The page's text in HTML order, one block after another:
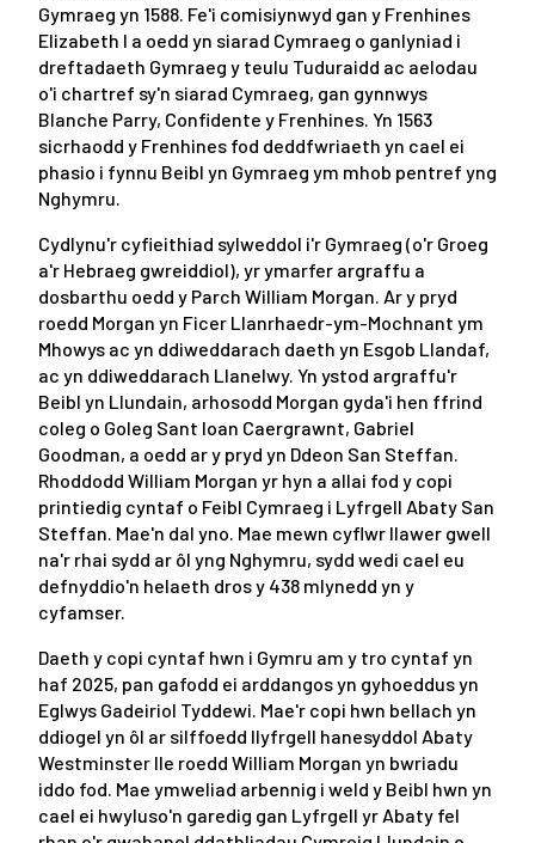
Gymraeg yn 1588. Fe'i comisiynwyd gan y Frenhines
Elizabeth I a oedd yn siarad Cymraeg o ganlyniad i
dreftadaeth Gymraeg y teulu Tuduraidd ac aelodau
o'i chartref sy'n siarad Cymraeg, gan gynnwys
Blanche Parry, Confidente y Frenhines. Yn 1563
sicrhaodd y Frenhines fod deddfwriaeth yn cael ei
phasio i fynnu Beibl yn Gymraeg ym mhob pentref yng
Nghymru.
Cydlynu'r cyfieithiad sylweddol i'r Gymraeg (o'r Groeg
a'r Hebraeg gwreiddiol), yr ymarfer argraffu a
dosbarthu oedd y Parch William Morgan. Ar y pryd
roedd Morgan yn Ficer Llanrhaedr-ym-Mochnant ym
Mhowys ac yn ddiweddarach daeth yn Esgob Llandaf,
ac yn ddiweddarach Llanelwy. Yn ystod argraffu'r
Beibl yn Llundain, arhosodd Morgan gyda'i hen ffrind
coleg o Goleg Sant Ioan Caergrawnt, Gabriel
Goodman, a oedd ar y pryd yn Ddeon San Steffan.
Rhoddodd William Morgan yr hyn a allai fod y copi
printiedig cyntaf o Feibl Cymraeg i Lyfrgell Abaty San
Steffan. Mae'n dal yno. Mae mewn cyflwr llawer gwell
na'r rhai sydd ar ôl yng Nghymru, sydd wedi cael eu
defnyddio'n helaeth dros y 438 mlynedd yn y
cyfamser.
Daeth y copi cyntaf hwn i Gymru am y tro cyntaf yn
haf 2025, pan gafodd ei arddangos yn gyhoeddus yn
Eglwys Gadeiriol Tyddewi. Mae'r copi hwn bellach yn
ddiogel yn ôl ar silffoedd llyfrgell hanesyddol Abaty
Westminster lle roedd William Morgan yn bwriadu
iddo fod. Mae ymweliad arbennig i weld y Beibl hwn yn
cael ei hwyluso'n garedig gan Lyfrgell yr Abaty fel